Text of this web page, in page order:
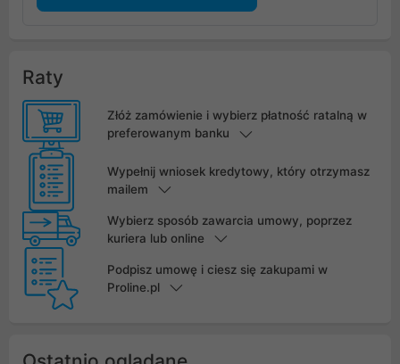
Raty
Złóż zamówienie i wybierz płatność ratalną w
preferowanym banku
Wypełnij wniosek kredytowy, który otrzymasz
mailem
Wybierz sposób zawarcia umowy, poprzez
kuriera lub online
Podpisz umowę i ciesz się zakupami w
Proline.pl